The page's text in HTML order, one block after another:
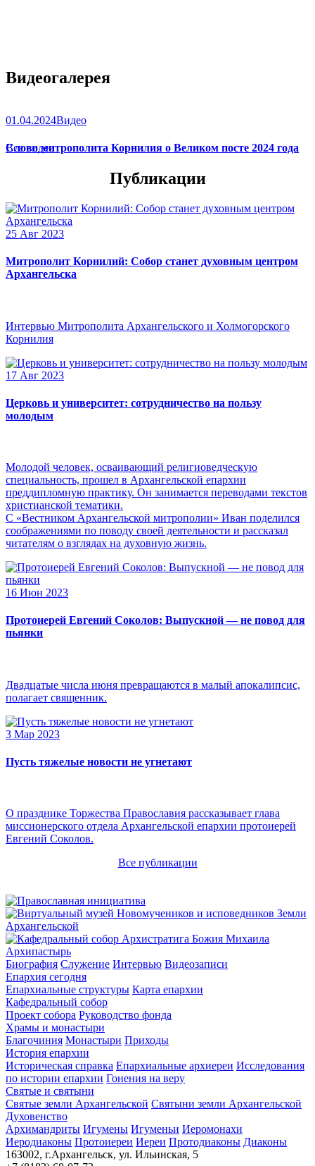
Видеогалерея
01.04.2024Видео
Слово митрополита Корнилия о Великом посте 2024 года
Все видео
Публикации
25 Авг 2023
Митрополит Корнилий: Собор станет духовным центром
Архангельска
Интервью Митрополита Архангельского и Холмогорского
Корнилия
17 Авг 2023
Церковь и университет: сотрудничество на пользу
молодым
Молодой человек, осваивающий религиоведческую
специальность, прошел в Архангельской епархии
преддипломную практику. Он занимается переводами текстов
христианской тематики.
С «Вестником Архангельской митрополии» Иван поделился
соображениями по поводу своей деятельности и рассказал
читателям о взглядах на духовную жизнь.
16 Июн 2023
Протоиерей Евгений Соколов: Выпускной — не повод для
пьянки
Двадцатые числа июня превращаются в малый апокалипсис,
полагает священник.
3 Мар 2023
Пусть тяжелые новости не угнетают
О празднике Торжества Православия рассказывает глава
миссионерского отдела Архангельской епархии протоиерей
Евгений Соколов.
Все публикации
Архипастырь
Биография Служение Интервью Видеозаписи
Епархия сегодня
Епархиальные структуры Карта епархии
Кафедральный собор
Проект собора Руководство фонда
Храмы и монастыри
Благочиния Монастыри Приходы
История епархии
Историческая справка Епархиальные архиереи Исследования
по истории епархии Гонения на веру
Святые и святыни
Святые земли Архангельской Святыни земли Архангельской
Духовенство
Архимандриты Игумены Игуменьи Иеромонахи
Иеродиаконы Протоиереи Иереи Протодиаконы Диаконы
163002, г.Архангельск, ул. Ильинская, 5